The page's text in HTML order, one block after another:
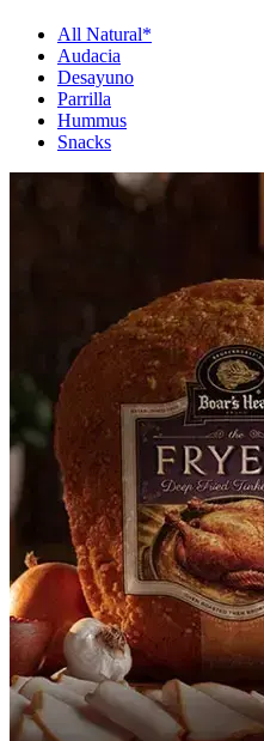
All Natural*
Audacia
Desayuno
Parrilla
Hummus
Snacks